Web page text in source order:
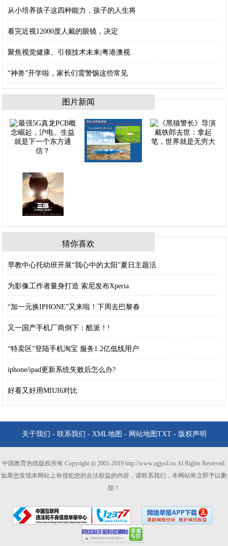
从小培养孩子这四种能力，孩子的人生将
看完近视12000度人戴的眼镜，决定
聚焦视觉健康、引领技术未来|粤港澳视
“神兽”开学啦，家长们需警惕这些常见
图片新闻
猜你喜欢
早教中心托幼班开展“我心中的太阳”夏日主题活
为影像工作者量身打造 索尼发布Xperia
“加一元换IPHONE”又来啦！下周去巴黎春
又一国产手机厂商倒下：酷派！!
“特卖区”登陆手机淘宝 服务1.2亿低线用户
iphone/ipad更新系统失败后怎么办?
好看又好用MIUI6对比
关于我们 - 联系我们 - XML地图 - 网站地图 TXT- 版权声明
中国教育热线版权所有 Copyright ◎ 2001-2019 http://www.zgjyol.cn Al Rights Reserved.
如果您发现本网站上有侵犯您的合法权益的内容，请联系我们，本网站将立即予以删
除！